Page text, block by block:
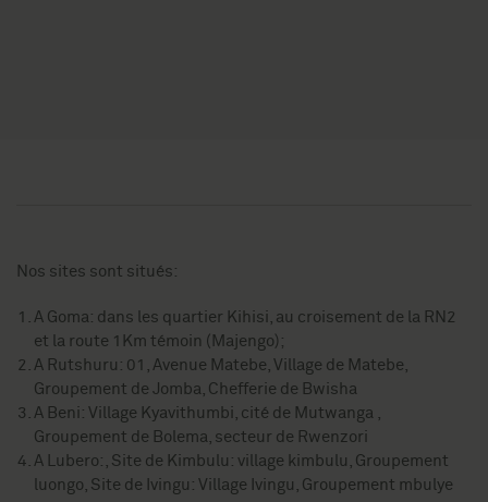
Nos sites sont situés:
A Goma: dans les quartier Kihisi, au croisement de la RN2
et la route 1Km témoin (Majengo);
A Rutshuru: 01, Avenue Matebe, Village de Matebe,
Groupement de Jomba, Chefferie de Bwisha
A Beni: Village Kyavithumbi, cité de Mutwanga ,
Groupement de Bolema, secteur de Rwenzori
A Lubero:, Site de Kimbulu: village kimbulu, Groupement
luongo, Site de Ivingu: Village Ivingu, Groupement mbulye